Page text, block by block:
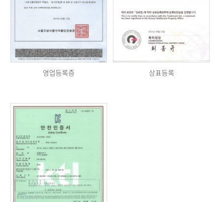
영업등록증 상표등록